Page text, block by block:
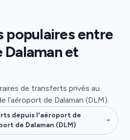
populaires entre
et
de transferts privés au
l’aéroport de Dalaman (DLM).
depuis l'aéroport de
de Dalaman (DLM)